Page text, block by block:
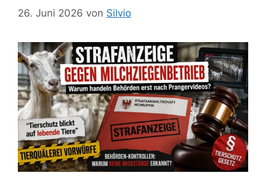
26. Juni 2026 von Silvio